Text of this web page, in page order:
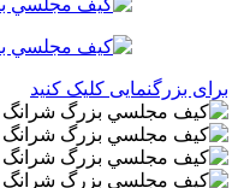
برای بزرگنمایی کلیک کنید